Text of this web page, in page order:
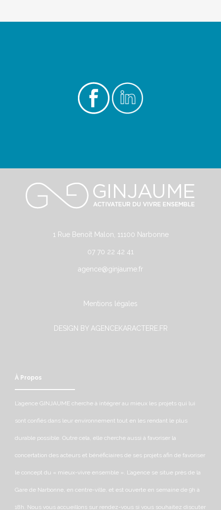
1 Rue Benoît Malon, 11100 Narbonne
07 70 22 42 41
agence@ginjaume.fr
Mentions légales
DESIGN BY AGENCEKARACTERE.FR
À Propos
L’agence GINJAUME cherche à intégrer au mieux les projets qui lui
sont confiés dans leur environnement tout en les rendant le plus
durable possible. Outre cela, elle cherche aussi à favoriser la
concertation des acteurs et bénéficiaires de ses projets afin de favoriser
le concept du « mieux-vivre ensemble ». L’agence se situe près de la
Gare de Narbonne, en centre-ville, et est ouverte en semaine de 9h à
18h. Nous vous accueillons sur rendez-vous si vous souhaitez discuter